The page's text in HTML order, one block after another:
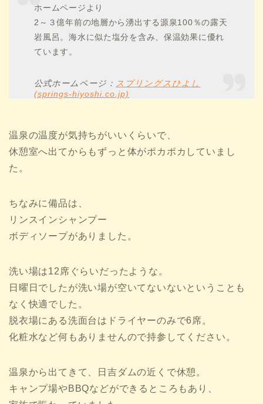
ホームページより
2～３億年前の地層から湧出する源泉100％の露天
岩風呂。海水に似た塩分を含み、保温効果に優れ
ています。
公式ホームページ： スプリングスひよし
(springs-hiyoshi.co.jp)
温泉の温度が気持ちがいいくらいで、
休憩室へ出てからもずっと体がポカポカしていまし
た。
ちなみに備品は、
リンスインシャンプー
ボディソープがありました。
洗い場は12席ぐらいだったような。
日曜日でしたが洗い場が空いてないないということも
なく快適でした。
脱衣場にある洗面台はドライヤーのみで6席。
化粧水など何もありませんので持参してください。
温泉から出てきて、日吉ダムの近くで休憩。
キャンプ場やBBQなどができるところもあり、